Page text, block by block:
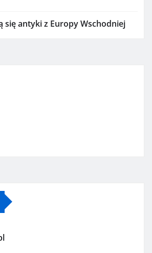
się antyki z Europy Wschodniej